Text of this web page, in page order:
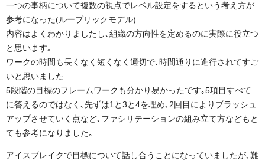
一つの事柄について複数の視点でレベル設定をするという考え方が
参考になった(ルーブリックモデル)
内容はよくわかりましたし､組織の方向性を定めるのに実際に役立つ
と思います｡
ワークの時間も長くなく短くなく適切で､時間通りに進行されてすご
いと思いました
5段階の目標のフレームワークも分かり易かったです｡5項目すべて
に答えるのではなく､先ずは1と3と4を埋め､2回目によりブラッシュ
アップさせていく点など､ファシリテーションの組み立て方などもと
ても参考になりました｡
アイスブレイクで目標について話し合うことになっていましたが､難